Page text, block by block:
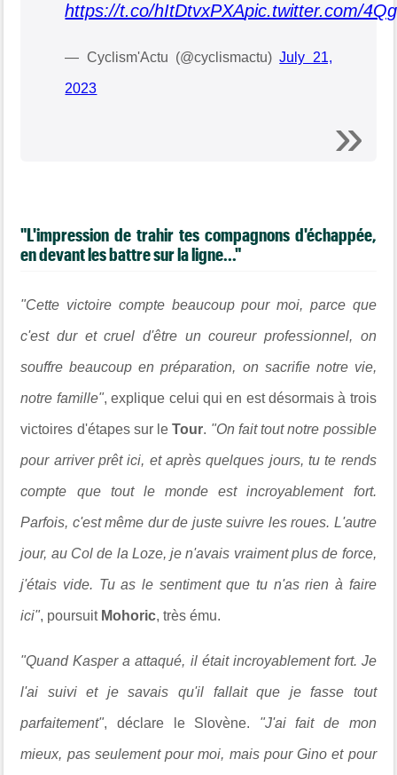
https://t.co/hItDtvxPXApic.twitter.com/
— Cyclism'Actu (@cyclismactu)July 21,
2023
"L'impression de trahir tes compagnons d'échappée,
en devant les battre sur la ligne..."
"Cette victoire compte beaucoup pour moi, parce que
c'est dur et cruel d'être un coureur professionnel, on
souffre beaucoup en préparation, on sacrifie notre vie,
notre famille", explique celui qui en est désormais à trois
victoires d'étapes sur leTour. "On fait tout notre possible
pour arriver prêt ici, et après quelques jours, tu te rends
compte que tout le monde est incroyablement fort.
Parfois, c'est même dur de juste suivre les roues. L'autre
jour, au Col de la Loze, je n'avais vraiment plus de force,
j'étais vide. Tu as le sentiment que tu n'as rien à faire
ici", poursuit Mohoric, très ému.
"Quand Kasper a attaqué, il était incroyablement fort. Je
l'ai suivi et je savais qu'il fallait que je fasse tout
parfaitement", déclare le Slovène. "J'ai fait de mon
mieux, pas seulement pour moi, mais pour Gino et pour